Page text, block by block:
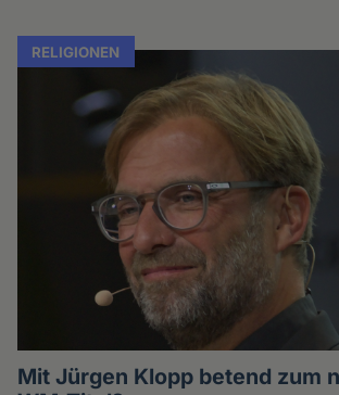
RELIGIONEN
Mit Jürgen Klopp betend zum